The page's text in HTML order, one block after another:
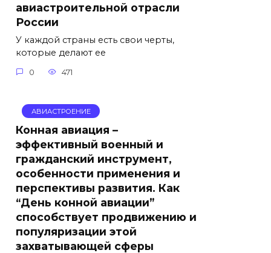
авиастроительной отрасли
России
У каждой страны есть свои черты,
которые делают ее
0 471
АВИАСТРОЕНИЕ
Конная авиация –
эффективный военный и
гражданский инструмент,
особенности применения и
перспективы развития. Как
“День конной авиации”
способствует продвижению и
популяризации этой
захватывающей сферы